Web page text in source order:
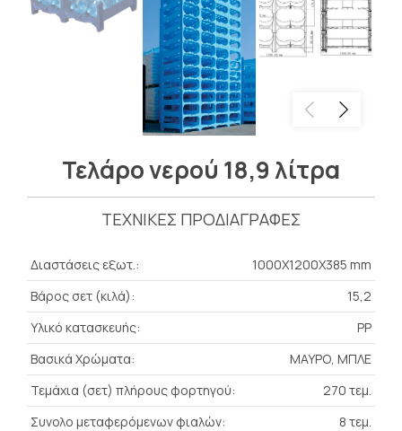
Τελάρο νερού 18,9 λίτρα
ΤΕΧΝΙΚΕΣ ΠΡΟΔΙΑΓΡΑΦΕΣ
Διαστάσεις εξωτ.:
1000X1200X385 mm
Βάρος σετ (κιλά):
15,2
Υλικό κατασκευής:
PP
Βασικά Χρώματα:
ΜΑΥΡΟ, ΜΠΛΕ
Τεμάχια (σετ) πλήρους φορτηγού:
270 τεμ.
Συνολο μεταφερόμενων φιαλών:
8 τεμ.